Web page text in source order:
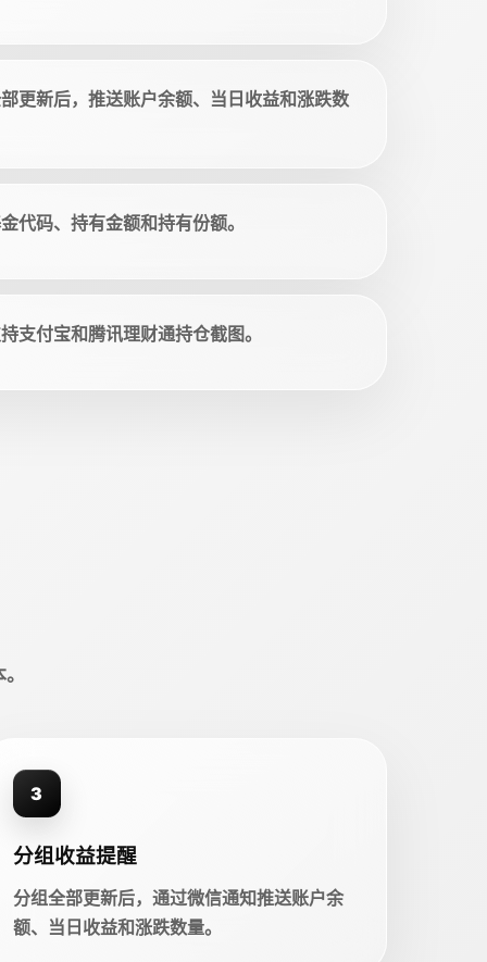
更新后，推送账户余额、当日收益和涨跌数
代码、持有金额和持有份额。
支付宝和腾讯理财通持仓截图。
3
分组收益提醒
分组全部更新后，通过微信通知推送账户余
额、当日收益和涨跌数量。